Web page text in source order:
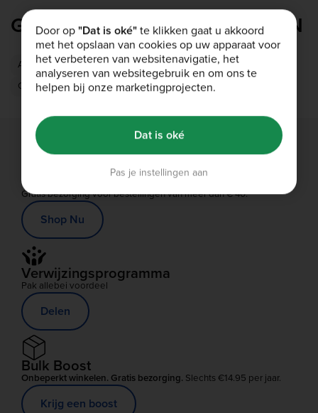
snoep- of toetjessmaken. Kies de smaak die je het
meeste aanspreekt en waar je niet snel genoeg van
krijgt, zodat afvallen een stuk gemakkelijker wordt.
Meestal kunnen ze maximaal twaalf maanden na de
productiedatum worden bewaard. Kijk altijd op de
verpakking van individuele producten voor de
houdbaarheidsdatum.
GERELATEERDE CATEGORIEËN
Afslankpillen & Supplementen
Vetverbranders
Calorie arme producten
Gratis bezorging
Gratis bezorging voor bestellingen van meer dan € 40.
Shop Nu
Verwijzingsprogramma
Pak allebei voordeel
Delen
Bulk Boost
Onbeperkt winkelen. Gratis bezorging. Slechts €14.95 per jaar.
Krijg een boost
Door op"Dat is oké"te klikken gaat u akkoord
met het opslaan van cookies op uw apparaat voor
het verbeteren van websitenavigatie, het
analyseren van websitegebruik en om ons te
helpen bij onze marketingprojecten.
Pas je instellingen aan
Dat is oké